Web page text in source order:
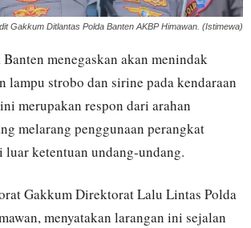
Gakkum Ditlantas Polda Banten AKBP Himawan. (Istimewa)
Banten menegaskan akan menindak
lampu strobo dan sirine pada kendaraan
merupakan respon dari arahan
melarang penggunaan perangkat
luar ketentuan undang-undang.
Gakkum Direktorat Lalu Lintas Polda
menyatakan larangan ini sejalan